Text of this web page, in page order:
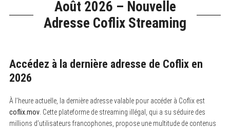
Août 2026 – Nouvelle
Adresse Coflix Streaming
Accédez à la dernière adresse de Coflix en
2026
À l’heure actuelle, la dernière adresse valable pour accéder à Coflix est
coflix.mov. Cette plateforme de streaming illégal, qui a su séduire des
millions d’utilisateurs francophones, propose une multitude de contenus